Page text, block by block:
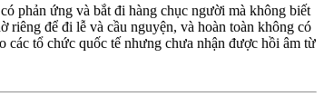
phản ứng và bắt đi hàng chục người mà không biết
riêng để đi lễ và cầu nguyện, và hoàn toàn không có
các tổ chức quốc tế nhưng chưa nhận được hồi âm từ